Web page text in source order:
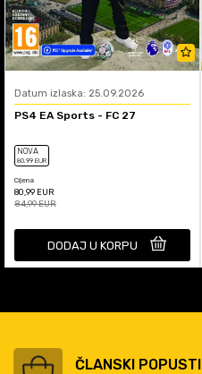
Datum izlaska: 25.09.2026
PS4 EA Sports - FC 27
NOVA
80,99 EUR
Cijena
80,99 EUR
84,99EUR
DODAJ U KORPU
ČLANSKI POPUSTI